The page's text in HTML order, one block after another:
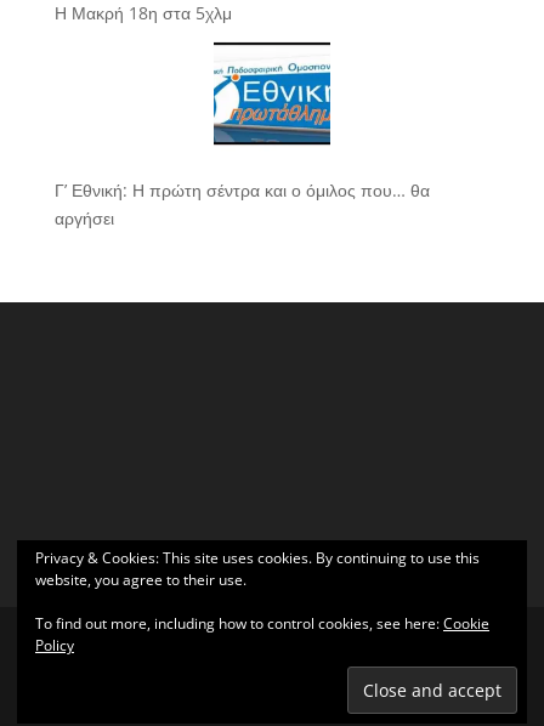
Η Μακρή 18η στα 5χλμ
Γ’ Εθνική: Η πρώτη σέντρα και ο όμιλος που… θα
αργήσει
| Υποστηρίζεται από
Privacy & Cookies: This site uses cookies. By continuing to use this
website, you agree to their use.
To find out more, including how to control cookies, see here:Cookie
Policy